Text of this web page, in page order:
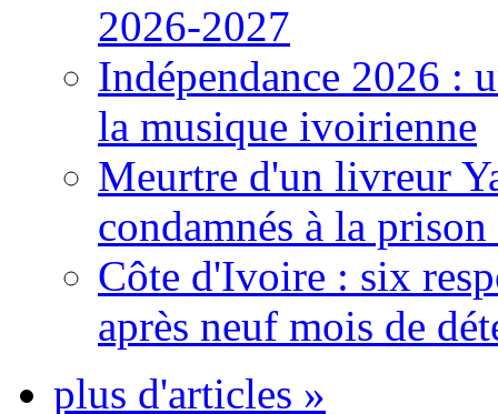
2026-2027
Indépendance 2026 :
la musique ivoirienne
Meurtre d'un livreur
condamnés à la
Côte d'Ivoire : six
après neuf mois de
plus d'articles »